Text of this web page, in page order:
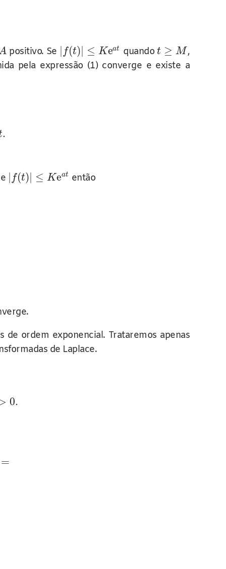
positivo. Se f(t) ≤ Keat quandot ≥ M,
pela expressão (1) converge e existe a
.
f(t) ≤ Keat então
de ordem exponencial. Trataremos apenas
de Laplace.
0.
=